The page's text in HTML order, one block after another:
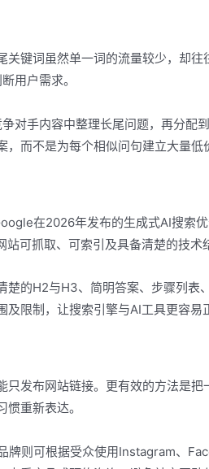
键词虽然单一词的流量较少，却往
用户需求。
对手内容中整理长尾问题，再分配
而不是为每个相似问句建立大量低
在2026年发布的生成式AI搜索
可抓取、可索引及具备清楚的技术
的H2与H3、简明答案、步骤列表
限制，让搜索引擎与AI工具更容易
发布网站链接。更有效的方法是把
重新表达。
牌则可根据受众使用Instagram、